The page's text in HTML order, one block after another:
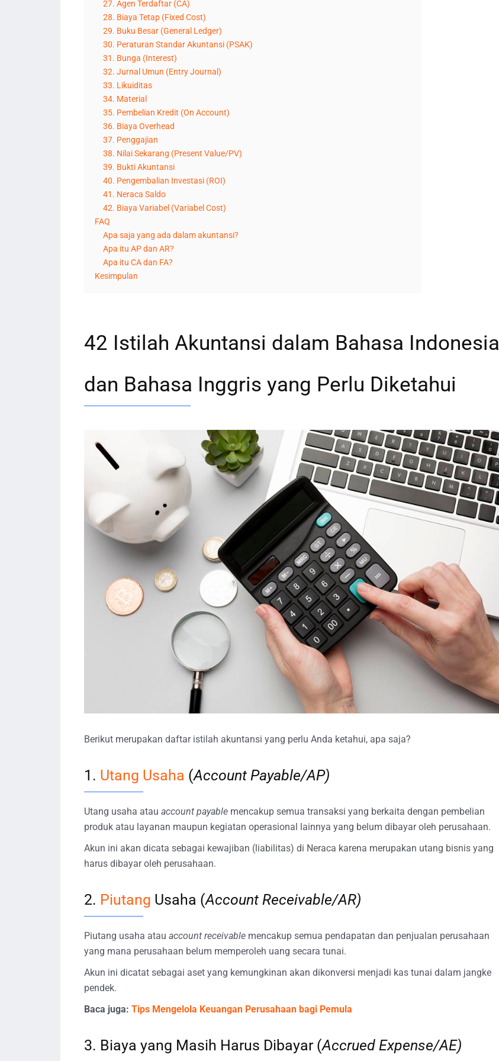
27. Agen Terdaftar (CA)
28. Biaya Tetap (Fixed Cost)
29. Buku Besar (General Ledger)
30. Peraturan Standar Akuntansi (PSAK)
31. Bunga (Interest)
32. Jurnal Umun (Entry Journal)
33. Likuiditas
34. Material
35. Pembelian Kredit (On Account)
36. Biaya Overhead
37. Penggajian
38. Nilai Sekarang (Present Value/PV)
39. Bukti Akuntansi
40. Pengembalian Investasi (ROI)
41. Neraca Saldo
42. Biaya Variabel (Variabel Cost)
FAQ
Apa saja yang ada dalam akuntansi?
Apa itu AP dan AR?
Apa itu CA dan FA?
Kesimpulan
42 Istilah Akuntansi dalam Bahasa Indonesia
dan Bahasa Inggris yang Perlu Diketahui
Berikut merupakan daftar istilah akuntansi yang perlu Anda ketahui, apa saja?
1. Utang Usaha (Account Payable/AP)
Utang usaha atau account payable mencakup semua transaksi yang berkaita dengan pembelian
produk atau layanan maupun kegiatan operasional lainnya yang belum dibayar oleh perusahaan.
Akun ini akan dicata sebagai kewajiban (liabilitas) di Neraca karena merupakan utang bisnis yang
harus dibayar oleh perusahaan.
2. Piutang Usaha (Account Receivable/AR)
Piutang usaha atau account receivable mencakup semua pendapatan dan penjualan perusahaan
yang mana perusahaan belum memperoleh uang secara tunai.
Akun ini dicatat sebagai aset yang kemungkinan akan dikonversi menjadi kas tunai dalam jangke
pendek.
Baca juga: Tips Mengelola Keuangan Perusahaan bagi Pemula
3. Biaya yang Masih Harus Dibayar (Accrued Expense/AE)